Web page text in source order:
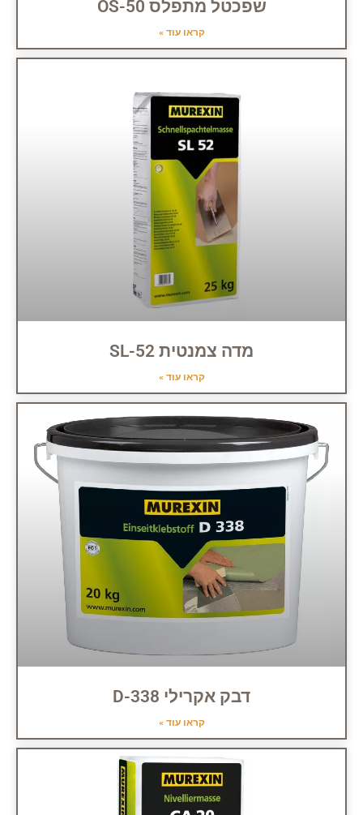
שפכטל מתפלס OS-50
קראו עוד »
מדה צמנטית SL-52
קראו עוד »
דבק אקרילי D-338
קראו עוד »